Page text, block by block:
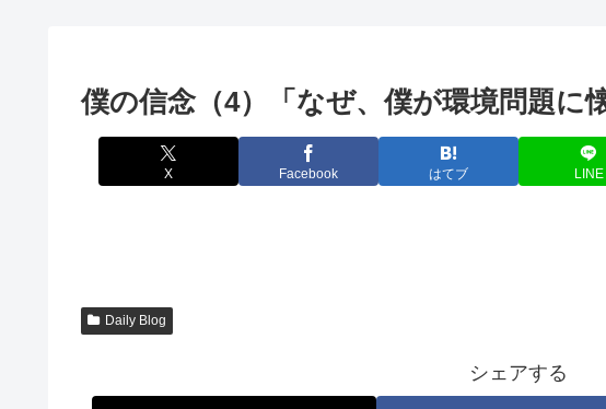
僕の信念（4）「なぜ、僕が環境問題に
X Facebook はてブ LINE
Daily Blog
シェアする